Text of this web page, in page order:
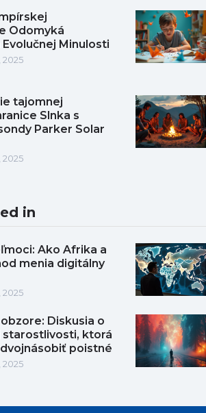
Odomyká
Minulosti
tajomnej
Slnka s
Parker Solar
in
Ako Afrika a
menia digitálny
Diskusia o
starostlivosti, ktorá
poistné